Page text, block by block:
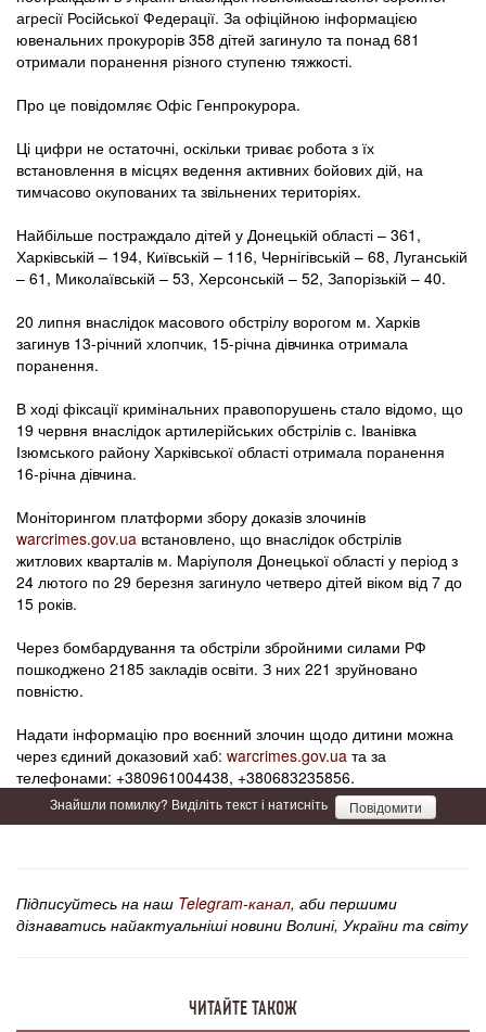
агресії Російської Федерації. За офіційною інформацією
ювенальних прокурорів 358 дітей загинуло та понад 681
отримали поранення різного ступеню тяжкості.
Про це повідомляє Офіс Генпрокурора.
Ці цифри не остаточні, оскільки триває робота з їх
встановлення в місцях ведення активних бойових дій, на
тимчасово окупованих та звільнених територіях.
Найбільше постраждало дітей у Донецькій області – 361,
Харківській – 194, Київській – 116, Чернігівській – 68, Луганській
– 61, Миколаївській – 53, Херсонській – 52, Запорізькій – 40.
20 липня внаслідок масового обстрілу ворогом м. Харків
загинув 13-річний хлопчик, 15-річна дівчинка отримала
поранення.
В ході фіксації кримінальних правопорушень стало відомо, що
19 червня внаслідок артилерійських обстрілів с. Іванівка
Ізюмського району Харківської області отримала поранення
16-річна дівчина.
Моніторингом платформи збору доказів злочинів
warcrimes.gov.ua встановлено, що внаслідок обстрілів
житлових кварталів м. Маріуполя Донецької області у період з
24 лютого по 29 березня загинуло четверо дітей віком від 7 до
15 років.
Через бомбардування та обстріли збройними силами РФ
пошкоджено 2185 закладів освіти. З них 221 зруйновано
повністю.
Надати інформацію про воєнний злочин щодо дитини можна
через єдиний доказовий хаб: warcrimes.gov.ua та за
телефонами: +380961004438, +380683235856.
Знайшли помилку? Виділіть текст і натисніть Повідомити
Підписуйтесь на наш Telegram-канал, аби першими
дізнаватись найактуальніші новини Волині, України та світу
ЧИТАЙТЕ ТАКОЖ